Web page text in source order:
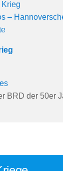
–
BRD der 50er